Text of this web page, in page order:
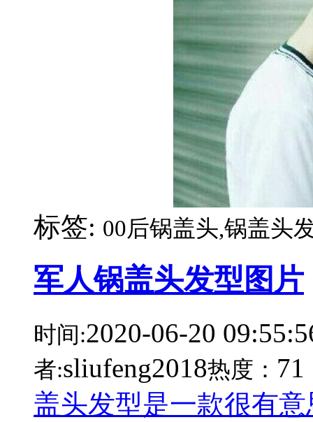
标签: 00后锅盖头,锅盖头
军人锅盖头发型图片
时间:2020-06-20
者:sliufeng2018热度： 71
盖头发型是一款很有